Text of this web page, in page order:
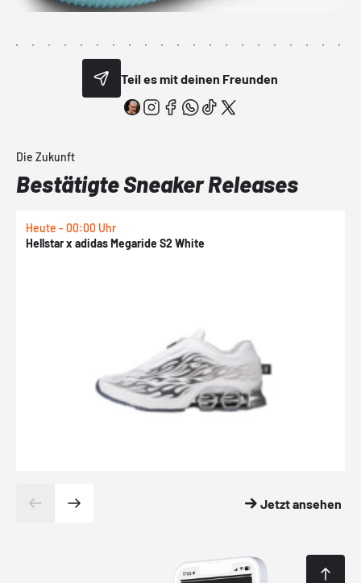
Teil es mit deinen Freunden
Die Zukunft
Bestätigte Sneaker Releases
Heute - 00:00 Uhr
Hellstar x adidas Megaride S2 White
Jetzt ansehen